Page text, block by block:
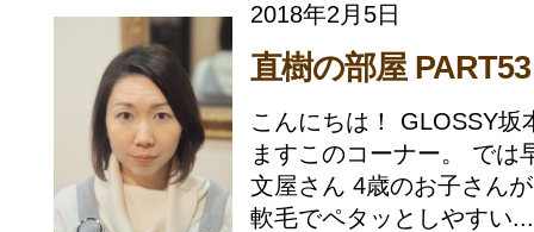
2018年2月5日
直樹の部屋 PART53
こんにちは！ GLOSSY坂
ますこのコーナー。 では
文屋さん 4歳のお子さん
軟毛でペタッとしやすい...